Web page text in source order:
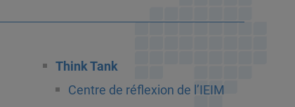
Think Tank
Centre de réflexion de l’IEIM